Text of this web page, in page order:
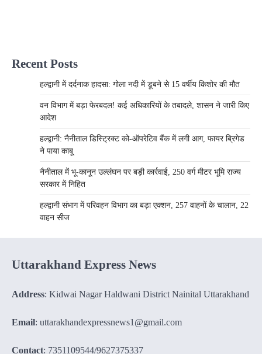
Recent Posts
हल्द्वानी में दर्दनाक हादसा: गोला नदी में डूबने से 15 वर्षीय किशोर की मौत
वन विभाग में बड़ा फेरबदल! कई अधिकारियों के तबादले, शासन ने जारी किए
आदेश
हल्द्वानी: नैनीताल डिस्ट्रिक्ट को-ऑपरेटिव बैंक में लगी आग, फायर ब्रिगेड
ने पाया काबू
नैनीताल में भू-कानून उल्लंघन पर बड़ी कार्रवाई, 250 वर्ग मीटर भूमि राज्य
सरकार में निहित
हल्द्वानी संभाग में परिवहन विभाग का बड़ा एक्शन, 257 वाहनों के चालान, 22
वाहन सीज
Uttarakhand Express News
Address: Kidwai Nagar Haldwani District Nainital Uttarakhand
Email: uttarakhandexpressnews1@gmail.com
Contact: 7351109544/9627375337